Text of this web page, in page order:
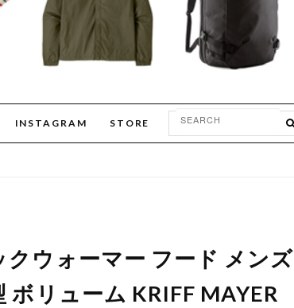
INSTAGRAM STORE
ウォーマー フード メンズ
リューム KRIFF MAYER